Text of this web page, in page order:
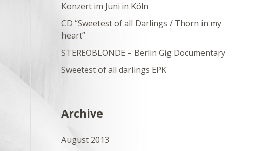
Konzert im Juni in Köln
CD “Sweetest of all Darlings / Thorn in my
heart”
STEREOBLONDE – Berlin Gig Documentary
Sweetest of all darlings EPK
Archive
August 2013